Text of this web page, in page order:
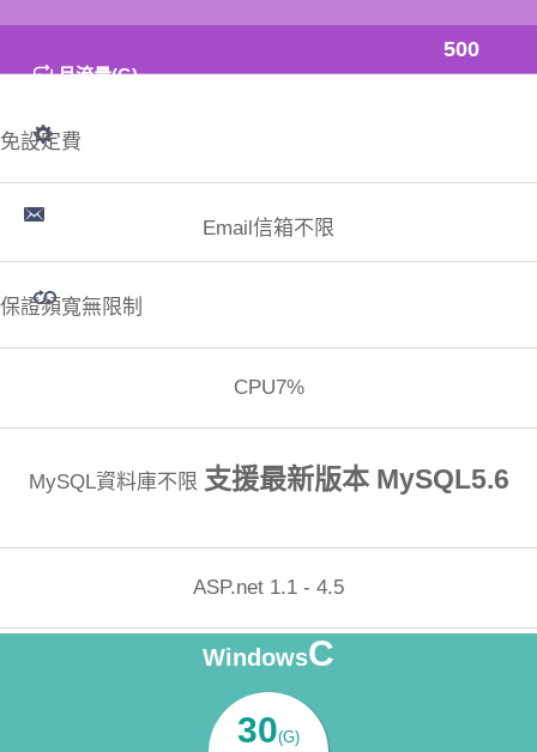
月流量(G)
500
免設定費
Email信箱不限
保證頻寬無限制
CPU7%
MySQL資料庫不限 支援最新版本 MySQL5.6
ASP.net 1.1 - 4.5
WindowsC
30(G)